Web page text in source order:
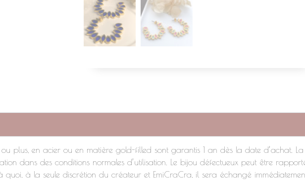
plus, en acier ou en matière gold-filled sont garantis 1 an dès la date d’achat. La
dans des conditions normales d’utilisation. Le bijou défectueux peut être
quoi, à la seule discrétion du créateur et EmiCraCra, il sera échangé